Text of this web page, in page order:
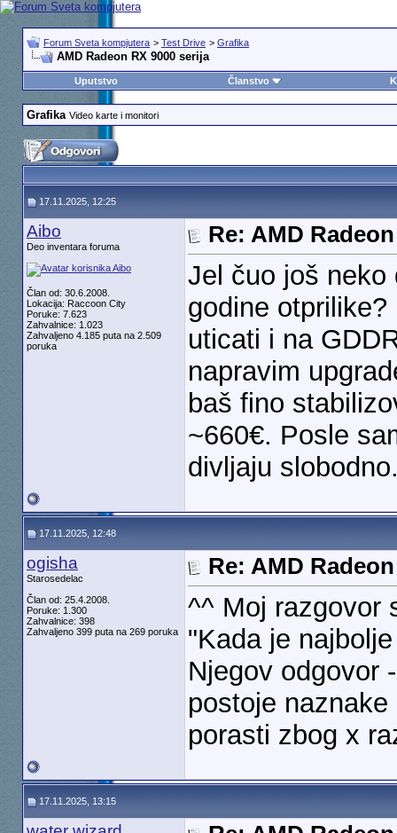
Forum Sveta kompjutera > Test Drive > Grafika
AMD Radeon RX 9000 serija
Uputstvo Članstvo
Grafika Video karte i monitori
17.11.2025, 12:25
Aibo
Deo inventara foruma
Član od: 30.6.2008.
Lokacija: Raccoon City
Poruke: 7.623
Zahvalnice: 1.023
Zahvaljeno 4.185 puta na 2.509
poruka
Re: AMD
Jel čuo još neko
godine
uticati i na
napravim
baš fino
~660€. Posle
divljaju
17.11.2025, 12:48
ogisha
Starosedelac
Član od: 25.4.2008.
Poruke: 1.300
Zahvalnice: 398
Zahvaljeno 399 puta na 269 poruka
Re: AMD
^^ Moj razgovor
"Kada je
Njegov odgovor
postoje
porasti zbog x
17.11.2025, 13:15